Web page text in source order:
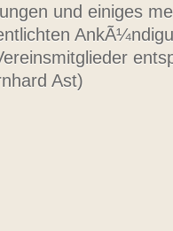
und einiges
Ast)